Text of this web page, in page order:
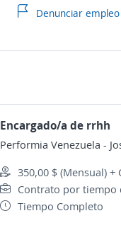
Denunciar empleo
Encargado/a de rrhh
Performia Venezuela -
350,00 $ (Mensual) +
Contrato por tiempo
Tiempo Completo